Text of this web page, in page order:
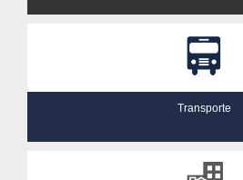
Transporte